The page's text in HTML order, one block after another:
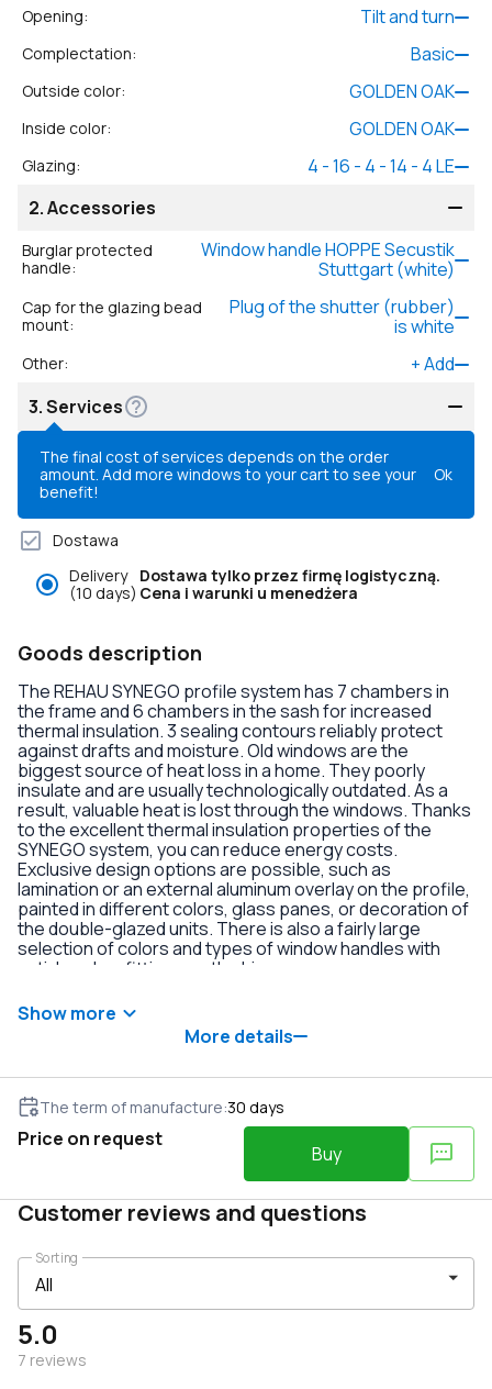
Opening: Tilt and turn
Complectation: Basic
Outside color: GOLDEN OAK
Inside color: GOLDEN OAK
Glazing:
4 - 16 - 4 - 14 - 4 LE
2.Accessories
Burglar protected
handle:
Window handle HOPPE Secustik
Stuttgart (white)
Cap for the glazing bead
mount:
Plug of the shutter (rubber)
is white
Other: +Add
3.Services
The final cost of services depends on the order
amount. Add more windows to your cart to see your
benefit!
Ok
Dostawa
Delivery
(10 days)
Dostawa tylko przez firmę logistyczną.
Cena i warunki u menedżera
Goods description
The REHAU SYNEGO profile system has 7 chambers in
the frame and 6 chambers in the sash for increased
thermal insulation. 3 sealing contours reliably protect
against drafts and moisture. Old windows are the
biggest source of heat loss in a home. They poorly
insulate and are usually technologically outdated. As a
result, valuable heat is lost through the windows. Thanks
to the excellent thermal insulation properties of the
SYNEGO system, you can reduce energy costs.
Exclusive design options are possible, such as
lamination or an external aluminum overlay on the profile,
painted in different colors, glass panes, or decoration of
the double-glazed units. There is also a fairly large
selection of colors and types of window handles with
anti-burglary fittings on the hinges.
Show more
More details
The term of manufacture:30 days
Price on request
Buy
Customer reviews and questions
5.0
7 reviews
Sorting